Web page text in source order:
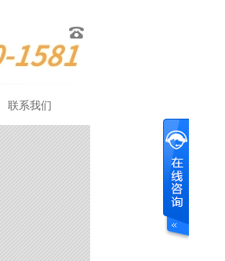
联系我们